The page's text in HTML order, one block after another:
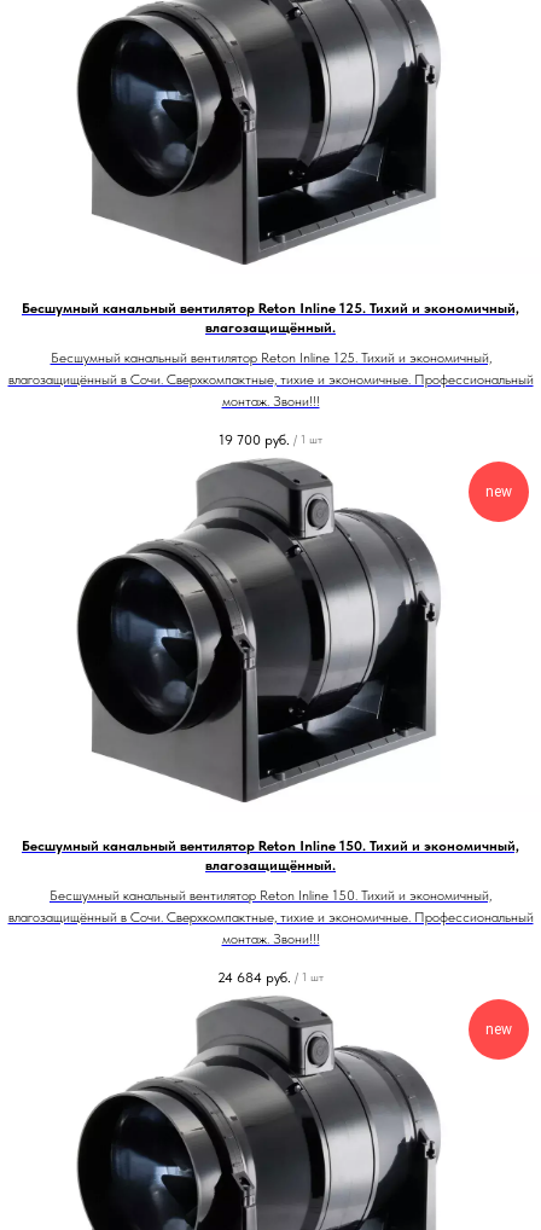
Бесшумный канальный вентилятор Reton Inline 125. Тихий и экономичный,
влагозащищённый.
Бесшумный канальный вентилятор Reton Inline 125. Тихий и экономичный,
влагозащищённый в Сочи. Сверхкомпактные, тихие и экономичные. Профессиональный
монтаж. Звони!!!
19 700 руб. / 1 шт
new
Бесшумный канальный вентилятор Reton Inline 150. Тихий и экономичный,
влагозащищённый.
Бесшумный канальный вентилятор Reton Inline 150. Тихий и экономичный,
влагозащищённый в Сочи. Сверхкомпактные, тихие и экономичные. Профессиональный
монтаж. Звони!!!
24 684 руб. / 1 шт
new